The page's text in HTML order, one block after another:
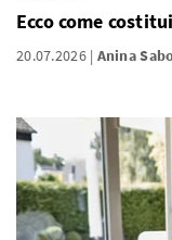
Ecco come
20.07.2026 Anina